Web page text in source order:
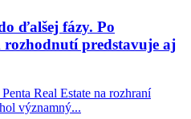
ďalšej fázy. Po
predstavuje aj
Real Estate na rozhraní
významný...